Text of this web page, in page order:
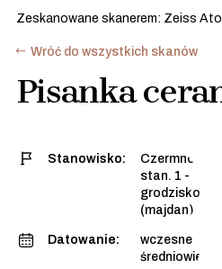
Zeskanowane skanerem: Zeiss
Wróć do wszystkich skanów
Pisanka
Stanowisko:
Czermno,
stan. 1 -
grodzisko
(majdan)
Datowanie:
wczesne
średniowiecze